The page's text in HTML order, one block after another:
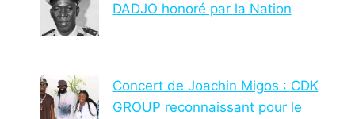
DADJO honoré par la Nation
Concert de Joachin Migos : CDK
GROUP reconnaissant pour le